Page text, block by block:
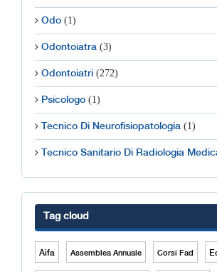
Odo (1)
Odontoiatra (3)
Odontoiatri (272)
Psicologo (1)
Tecnico Di Neurofisiopatologia (1)
Tecnico Sanitario Di Radiologia
Tag cloud
Aifa Assemblea Annuale Corsi Fad